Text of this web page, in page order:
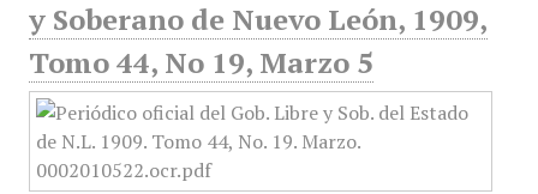
y Soberano de Nuevo León, 1909,
Tomo 44, No 19, Marzo 5